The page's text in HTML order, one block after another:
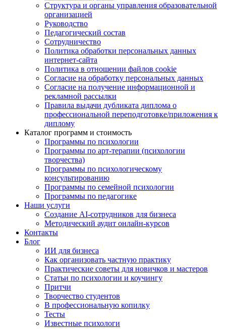
Структура и органы управления образовательной
организацией
Руководство
Педагогический состав
Сотрудничество
Политика обработки персональных данных
интернет-сайта
Политика в отношении файлов cookie
Согласие на обработку персональных данных
Согласие на получение информационной и
рекламной рассылки
Правила выдачи дубликата диплома о
профессиональной переподготовке/приложения к
диплому
Каталог программ и стоимость
Программы по психологии
Программы по арт-терапии (психологии
творчества)
Программы по психологическому
консультированию
Программы по семейной психологии
Программы по педагогике
Наши услуги
Создание AI-сотрудников для бизнеса
Методический аудит онлайн-курсов
Контакты
Блог
ИИ для бизнеса
Как организовать частную практику
Практические советы для новичков и мастеров
Статьи по психологии и коучингу
Притчи
Творчество студентов
В профессиональную копилку
Тесты
Известные психологи